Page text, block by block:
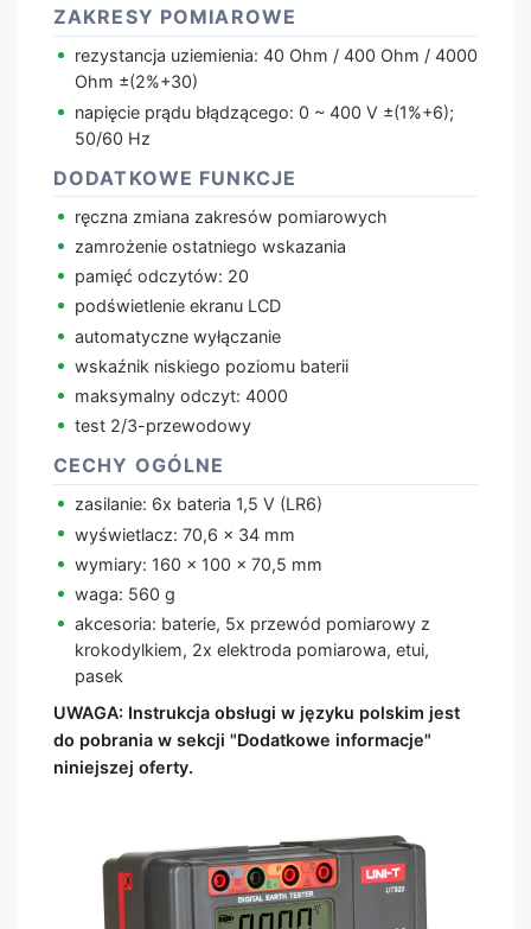
ZAKRESY POMIAROWE
rezystancja uziemienia: 40 Ohm / 400 Ohm / 4000
Ohm ±(2%+30)
napięcie prądu błądzącego: 0 ~ 400 V ±(1%+6);
50/60 Hz
DODATKOWE FUNKCJE
ręczna zmiana zakresów pomiarowych
zamrożenie ostatniego wskazania
pamięć odczytów: 20
podświetlenie ekranu LCD
automatyczne wyłączanie
wskaźnik niskiego poziomu baterii
maksymalny odczyt: 4000
test 2/3-przewodowy
CECHY OGÓLNE
zasilanie: 6x bateria 1,5 V (LR6)
wyświetlacz: 70,6 x 34 mm
wymiary: 160 x 100 x 70,5 mm
waga: 560 g
akcesoria: baterie, 5x przewód pomiarowy z
krokodylkiem, 2x elektroda pomiarowa, etui,
pasek
UWAGA: Instrukcja obsługi w języku polskim jest
do pobrania w sekcji "Dodatkowe informacje"
niniejszej oferty.